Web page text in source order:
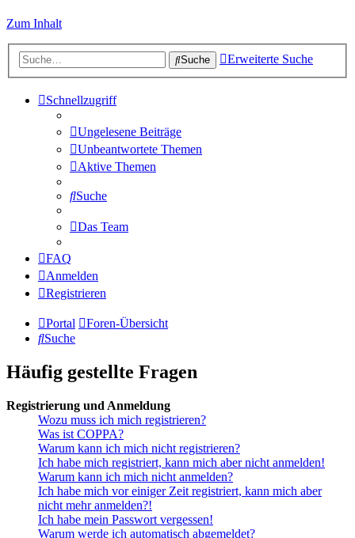
Zum Inhalt
Suche Erweiterte Suche
Schnellzugriff
Ungelesene Beiträge
Unbeantwortete Themen
Aktive Themen
Suche
Das Team
FAQ
Anmelden
Registrieren
Portal
Foren-Übersicht
Suche
Häufig gestellte Fragen
Registrierung und Anmeldung
Wozu muss ich mich registrieren?
Was ist COPPA?
Warum kann ich mich nicht registrieren?
Ich habe mich registriert, kann mich aber nicht anmelden!
Warum kann ich mich nicht anmelden?
Ich habe mich vor einiger Zeit registriert, kann mich aber
nicht mehr anmelden?!
Ich habe mein Passwort vergessen!
Warum werde ich automatisch abgemeldet?